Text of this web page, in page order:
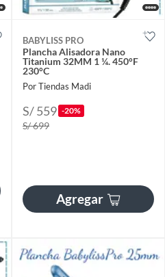
BABYLISS PRO
Plancha Alisadora Nano
Titanium 32MM 1 ¼. 450°F
230°C
Por Tiendas Madi
S/ 559 -20%
S/ 699
Agregar